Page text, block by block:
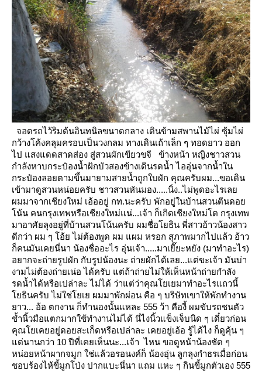
จอดรถไว้ริมต้นอินทนิลขนาดกลาง เดินข้ามสพานไม้ไผ่ ซุ้มไผ่
กว้างโค้งคลุมครอบเป็นวงกลม ทางเดินเถ้าเล็ก ๆ ทอดยาว ออก
ไป แสงแดดสาดส่อง สู่สวนผักเขียวขจี
ข้างหน้า หญิงชาวสวน
กำลังหาบกระป๋องน้ำฝักบัวสองข้างเดินรดน้ำ ไออุ่นจากน้ำใน
กระป๋องลอยตามขึ้นมายามสายน้ำถูกใบผัก คุณครับผม...ขอเดิน
เข้ามาดูสวนหน่อยครับ ชาวสวนหันมอง.....นิ่ง..ไม่พูดอะไรเล
ผมมาจากเชียงใหม่ เอ้ออยู่ กท.นะครับ พักอยู่ในบ้านสวนตีนดอ
น้น คนกรุงเทพหรือเชียงใหม่แน่...เจ้า ก็เกิดเชียงใหม่โต กรุงเทพ
มาอาศัยลุงอยู่ที่บ้านสวนโน้นครับ ผมชื่อโยธิน พี่สาวอ้าวน้องสาว
ดีกว่า ผม ๆ อ้ย ไม่ต้องพูด ผม แผม หรอก สุภาพมากไปแล้ว อ้าว
ก็คนมันเคยนี่นา น้องชื่ออะไร อุ่นเจ้า.....มาเยี๊ยะหยัง (มาทำอะไร)
อยากจะถ่ายรูปผัก กับรูปน้องนะ ถ่ายผักได้เลย...แต่ขะเจ้า มันบ่า
งามไม่ต้องถ่ายเน่อ ได้ครับ แต่ถ้าถ่ายไม่ให้เห็นหน้าถ่ายกำลัง
รดน้ำได้หรือเปล่าละ ไม่ได้ ว่าแต่ว่าคุณโยเยมาทำอะไรแถวนี้
ธินครับ ไม่ใช่โยเย ผมมาพักผ่อน คือ ๆ บริษัทเขาให้พักทำงาน
าว... อ้อ ตกงาน ก็ทำนองนั้นแหละ 555 ว้า คืองี้ ผมขับรถชนตัว
ช้ำนิ้วมือแตกมากใช้ทำงานไม่ได้ นี่ไงนิ้วแข็งเจ็บนิด ๆ เดี๋ยวก่อน
คุณโยเคยอยู่ดอยสะเก็ดหรือเปล่าละ เคยอยู่เอ้อ รู้ได้ไง ก็ดูคุ้น ๆ
ต่นานกว่า 10 ปีที่เคยเห็นนะ...เจ้า ไหน ขอดูหน้าน้องชัด ๆ
หน่อยหน้าผากจมูก ใช่แล้วอรอนงค์ก็ น้องอุ่น ลูกลุงกำธรเมื่อก่อน
ชอบร้องไห้ขี้มูกโป่ง ปากแบะนี่นา ถม แหะ ๆ กินขี้มูกตัวเอง 555